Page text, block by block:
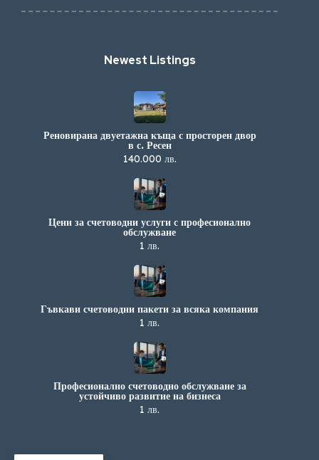
Newest Listings​
Реновирана двуетажна къща с просторен двор
в с. Ресен
140.000 лв.
Цени за счетоводни услуги с професионално
обслужване
1 лв.
Гъвкави счетоводни пакети за всяка компания
1 лв.
Професионално счетоводно обслужване за
устойчиво развитие на бизнеса
1 лв.